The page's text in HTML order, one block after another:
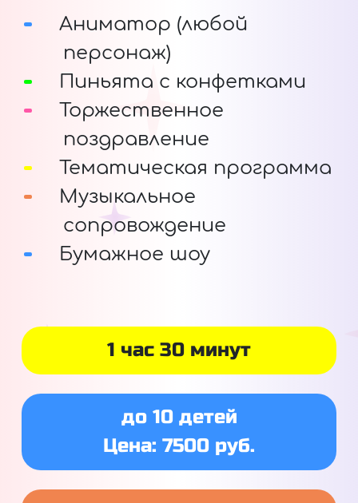
Аниматор (любой
персонаж)
Пиньята с конфетками
Торжественное
поздравление
Тематическая программа
Музыкальное
сопровождение
Бумажное шоу
1 час 30 минут
до 10 детей
Цена: 7500 руб.